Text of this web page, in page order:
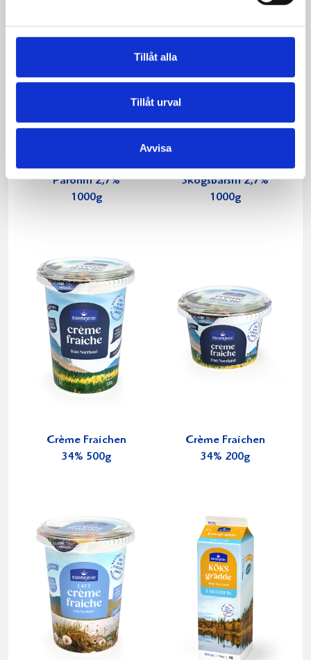
Tillåt alla
Tillåt urval
Avvisa
Päronfil 2,7%
1000g
Skogsbärsfil 2,7%
1000g
Crème Fraichen
34% 500g
Crème Fraichen
34% 200g